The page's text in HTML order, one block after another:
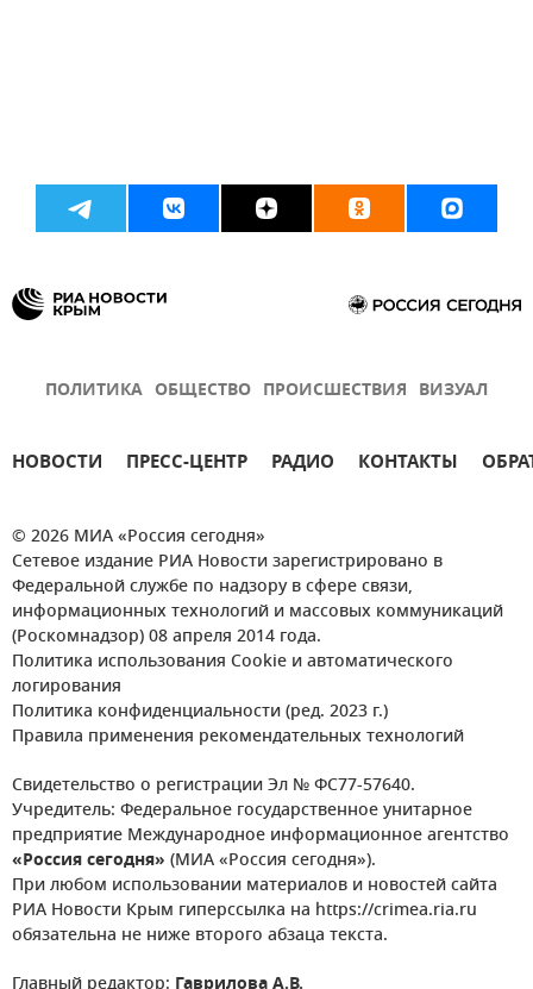
ПОЛИТИКА ОБЩЕСТВО ПРОИСШЕСТВИЯ ВИЗУАЛ
НОВОСТИ ПРЕСС-ЦЕНТР РАДИО КОНТАКТЫ
© 2026 МИА «Россия сегодня»
Сетевое издание РИА Новости зарегистрировано в
Федеральной службе по надзору в сфере связи,
информационных технологий и массовых коммуникаций
(Роскомнадзор) 08 апреля 2014 года.
Политика использования Cookie и автоматического
логирования
Политика конфиденциальности (ред. 2023 г.)
Правила применения рекомендательных технологий
Свидетельство о регистрации Эл № ФС77-57640.
Учредитель: Федеральное государственное унитарное
предприятие Международное информационное агентство
«Россия сегодня» (МИА «Россия сегодня»).
При любом использовании материалов и новостей сайта
РИА Новости Крым гиперссылка на https://crimea.ria.ru
обязательна не ниже второго абзаца текста.